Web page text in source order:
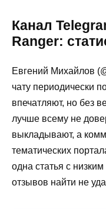
Канал
Ranger:
Евгений Михайлов
чату периодически
впечатляют, но без
лучше всему не
выкладывают, а
тематических
одна статья с
отзывов найти не